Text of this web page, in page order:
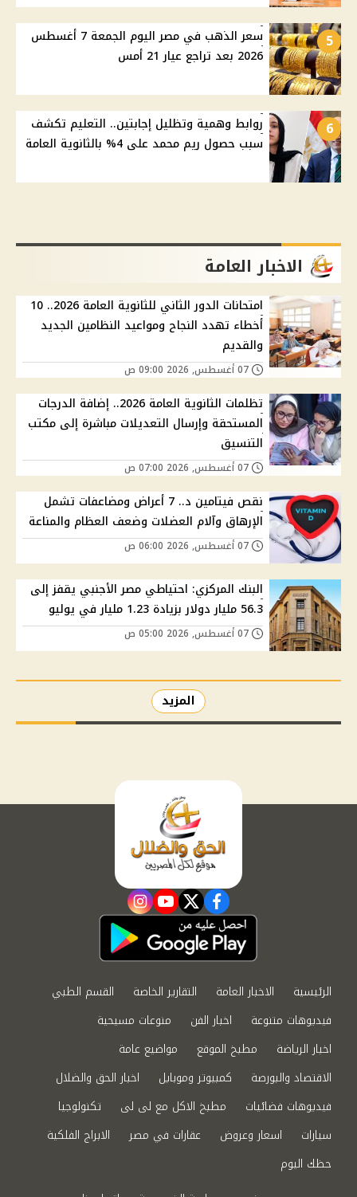
5
سعر الذهب في مصر اليوم الجمعة 7 أغسطس
2026 بعد تراجع عيار 21 أمس
6
روابط وهمية وتظليل إجابتين.. التعليم تكشف
سبب حصول ريم محمد على 4% بالثانوية العامة
الاخبار العامة
امتحانات الدور الثاني للثانوية العامة 2026.. 10
أخطاء تهدد النجاح ومواعيد النظامين الجديد
والقديم
تظلمات الثانوية العامة 2026.. إضافة الدرجات
المستحقة وإرسال التعديلات مباشرة إلى مكتب
التنسيق
نقص فيتامين د.. 7 أعراض ومضاعفات تشمل
الإرهاق وآلام العضلات وضعف العظام والمناعة
البنك المركزي: احتياطي مصر الأجنبي يقفز إلى
56.3 مليار دولار بزيادة 1.23 مليار في يوليو
المزيد
facebook
twitter
youtube
instagram
الرئيسية الاخبار العامة التقارير الخاصة
القسم الطبي
فيديوهات متنوعة
اخبار الفن
منوعات مسيحية
اخبار الرياضة
مطبخ الموقع
مواضيع عامة
الاقتصاد والبورصة
كمبيوتر وموبايل
اخبار الحق والضلال
فيديوهات فضائيات
مطبخ الاكل مع لى لى
تكنولوجيا
سيارات
اسعار وعروض عقارات في مصر
الابراج الفلكية
حظك اليوم